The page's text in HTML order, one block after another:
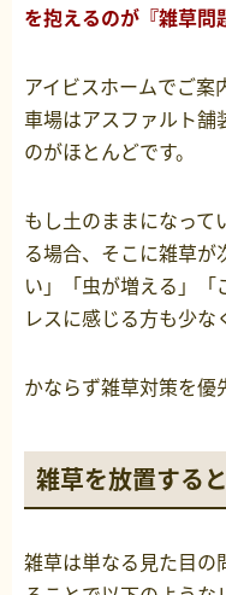
を抱えるのが『雑草問
アイビスホームでご
車場はアスファルト舗
のがほとんどです。
もし土のままになって
る場合、そこに雑草が
い」「虫が増える」
レスに感じる方も少な
かならず雑草対策を優
雑草を放置する
雑草は単なる見た目の